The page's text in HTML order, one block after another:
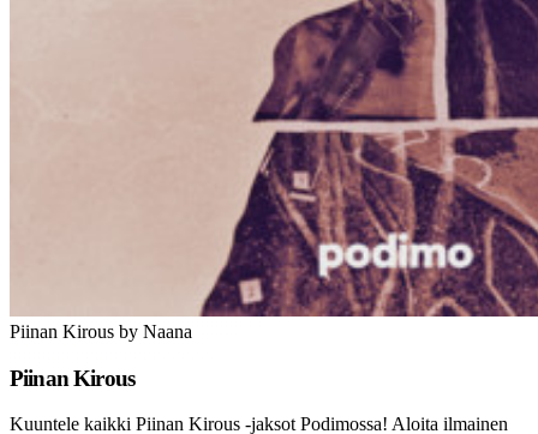
Piinan Kirous by Naana
Piinan Kirous
Kuuntele kaikki Piinan Kirous -jaksot Podimossa! Aloita ilmainen